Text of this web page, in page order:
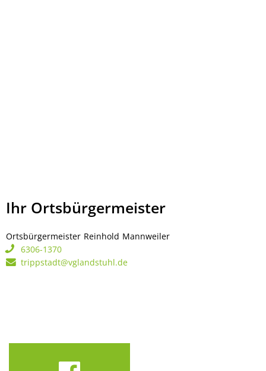
Ihr Ortsbürgermeister
Ortsbürgermeister Reinhold Mannweiler
6306-1370
trippstadt@vglandstuhl.de